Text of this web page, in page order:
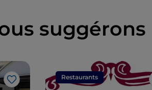
suggérons
J’aime
Restaurants